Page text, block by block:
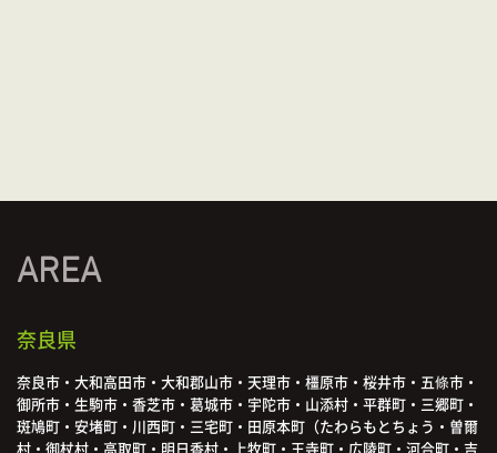
AREA
奈良県
奈良市・大和高田市・大和郡山市・天理市・橿原市・桜井市・五條市・
御所市・生駒市・香芝市・葛城市・宇陀市・山添村・平群町・三郷町・
斑鳩町・安堵町・川西町・三宅町・田原本町（たわらもとちょう・曽爾
村・御杖村・高取町・明日香村・上牧町・王寺町・広陵町・河合町・吉